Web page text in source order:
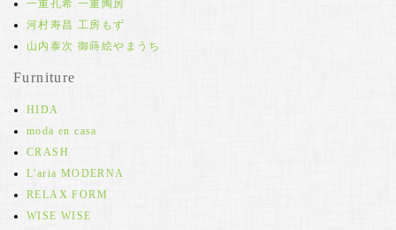
一重孔希 一重陶房
河村寿昌 工房もず
山内泰次 御蒔絵やまうち
Furniture
HIDA
moda en casa
CRASH
L'aria MODERNA
RELAX FORM
WISE WISE